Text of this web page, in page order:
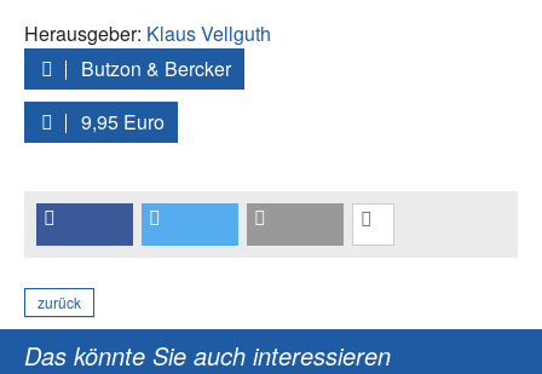
Herausgeber: Klaus Vellguth
Butzon & Bercker
9,95 Euro
zurück
Das könnte Sie auch interessieren